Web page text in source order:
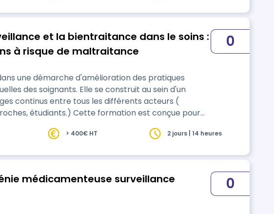
et la bientraitance dans le soins :
à risque de maltraitance
une démarche d'amélioration des pratiques
Elle se construit au sein d'un
continus entre tous les différents acteurs (
formation est conçue pour
de la Haute Autorité de Santé (HAS) en matière
0
> 400€ HT 2 jours | 14 heures
médicamenteuse surveillance
0